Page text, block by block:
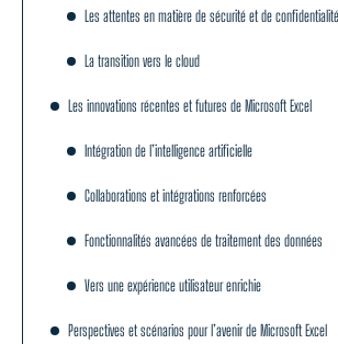
Les attentes en matière de sécurité et de confidentialité
La transition vers le cloud
Les innovations récentes et futures de Microsoft Excel
Intégration de l’intelligence artificielle
Collaborations et intégrations renforcées
Fonctionnalités avancées de traitement des données
Vers une expérience utilisateur enrichie
Perspectives et scénarios pour l’avenir de Microsoft Excel